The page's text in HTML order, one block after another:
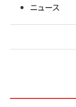
ニュース